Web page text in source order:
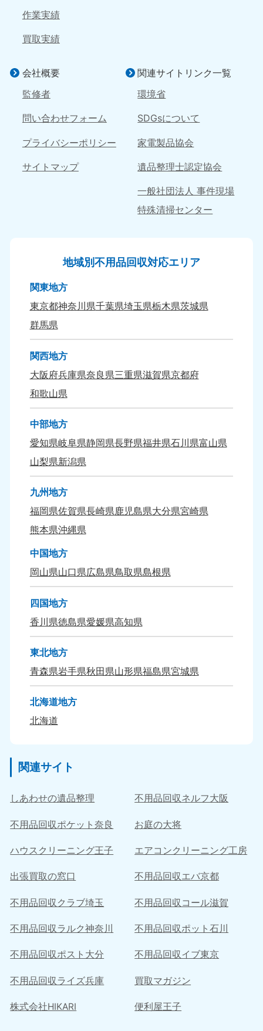
050-1881-5146
9:00〜19:00 年中無休
9:00〜19:00 年中無休 9:00〜19:00 年中無休
050-1881-5145
9:00〜19:00 年中無休
四国
香川県 徳島県
050-1880-9898
9:00〜19:00 年中無休
九州・沖縄
050-1880-9895
9:00〜19:00 年中無休
050-1880-9894
長崎県
050-1880-9891
9:00〜19:00 年中無休 9:00〜19:00 年中無休
大分県
9:00〜19:00 年中無休
050-1880-9892
9:00〜19:00 年中無休 9:00〜19:00 年中無休
作業実績
買取実績
会社概要
監修者
問い合わせフォーム
プライバシーポリシー
サイトマップ
関連サイトリンク一覧
環境省
SDGsについて
家電製品協会
遺品整理士認定協会
一般社団法人 事件現場
特殊清掃センター
地域別不用品回収対応エリア
関東地方
東京都神奈川県千葉県埼玉県栃木県茨城県
群馬県
関西地方
大阪府兵庫県奈良県三重県滋賀県京都府
和歌山県
中部地方
愛知県岐阜県静岡県長野県福井県石川県富山県
山梨県新潟県
九州地方
福岡県佐賀県長崎県鹿児島県大分県宮崎県
熊本県沖縄県
中国地方
岡山県山口県広島県鳥取県島根県
四国地方
香川県徳島県愛媛県高知県
東北地方
青森県岩手県秋田県山形県福島県宮城県
北海道地方
北海道
関連サイト
しあわせの遺品整理 不用品回収ネルフ大阪
不用品回収ポケット奈良 お庭の大将
ハウスクリーニング王子 エアコンクリーニング工房
出張買取の窓口 不用品回収エバ京都
不用品回収クラブ埼玉 不用品回収コール滋賀
不用品回収ラルク神奈川 不用品回収ポット石川
不用品回収ポスト大分 不用品回収イブ東京
不用品回収ライズ兵庫 買取マガジン
株式会社HIKARI 便利屋王子